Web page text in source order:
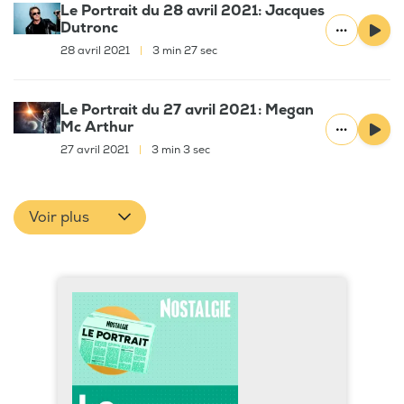
Le Portrait du 28 avril 2021: Jacques
Dutronc
28 avril 2021 3 min 27 sec
Le Portrait du 27 avril 2021 : Megan
Mc Arthur
27 avril 2021 3 min 3 sec
Voir plus